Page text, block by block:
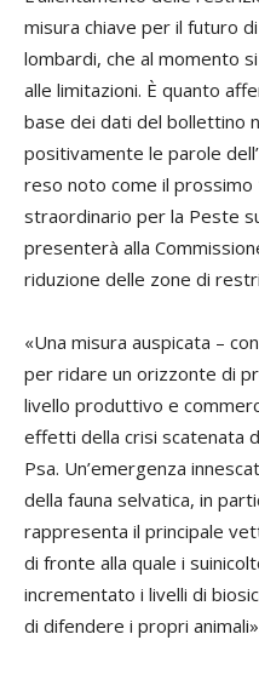
misura chiave per il futuro
lombardi, che al momento
alle limitazioni. È quanto
base dei dati del bollettino
positivamente le parole
reso noto come il
straordinario per la Peste
presenterà alla
riduzione delle zone di
«Una misura auspicata –
per ridare un orizzonte di
livello produttivo e
effetti della crisi scatenata
Psa. Un’emergenza
della fauna selvatica, in
rappresenta il principale
di fronte alla quale i
incrementato i livelli di
di difendere i propri